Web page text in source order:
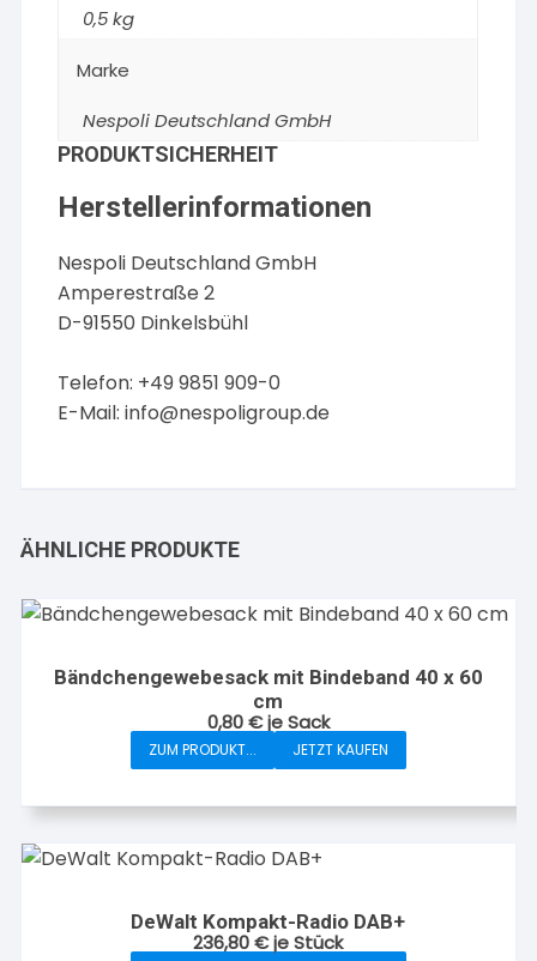
0,5 kg
Marke
Nespoli Deutschland GmbH
PRODUKTSICHERHEIT
Herstellerinformationen
Nespoli Deutschland GmbH
Amperestraße 2
D-91550 Dinkelsbühl
Telefon: +49 9851 909-0
E-Mail:info@nespoligroup.de
ÄHNLICHE PRODUKTE
Bändchengewebesack mit Bindeband 40 x 60
cm
0,80€je Sack
ZUM PRODUKT... JETZT KAUFEN
DeWalt Kompakt-Radio DAB+
236,80€je Stück